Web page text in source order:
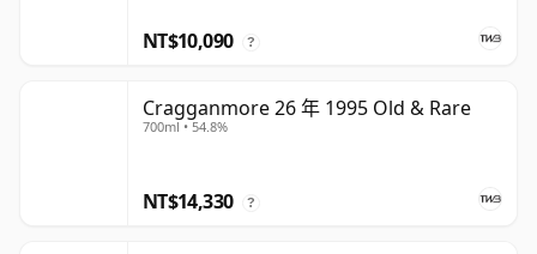
NT$10,090 ?
Cragganmore 26 年 1995 Old & Rare
700ml • 54.8%
NT$14,330 ?